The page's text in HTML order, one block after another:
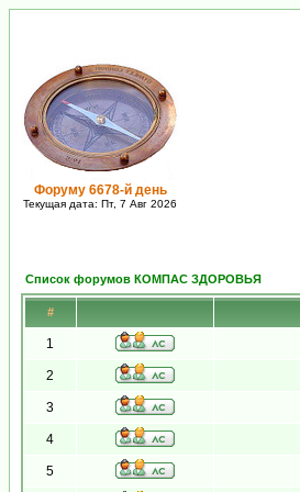
Форуму 6678-й день
Текущая дата: Пт, 7 Авг 2026
Список форумов КОМПАС ЗДОРОВЬЯ
#
1
2
3
4
5